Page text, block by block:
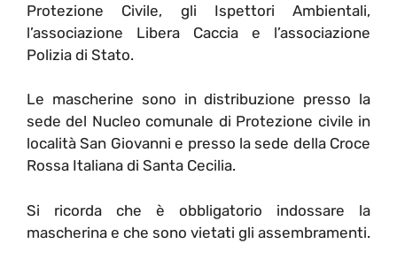
Protezione Civile, gli Ispettori Ambientali,
l’associazione Libera Caccia e l’associazione
Polizia di Stato.
Le mascherine sono in distribuzione presso la
sede del Nucleo comunale di Protezione civile in
località San Giovanni e presso la sede della Croce
Rossa Italiana di Santa Cecilia.
Si ricorda che è obbligatorio indossare la
mascherina e che sono vietati gli assembramenti.